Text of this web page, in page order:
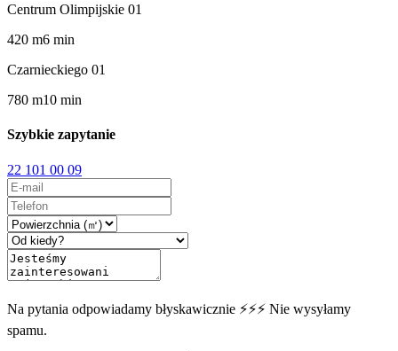
Centrum Olimpijskie 01
420 m6 min
Czarnieckiego 01
780 m10 min
Szybkie zapytanie
22 101 00 09
Na pytania odpowiadamy błyskawicznie ⚡⚡⚡ Nie wysyłamy
spamu.